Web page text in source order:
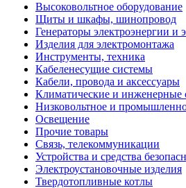
Высоковольтное оборудование
Щиты и шкафы, шинопровод
Генераторы электроэнергии и
Изделия для электромонтажа
Инструменты, техника
Кабеленесущие системы
Кабели, провода и аксессуары
Климатические и инженерные
Низковольтное и
Освещение
Прочие товары
Связь, телекоммуникации
Устройства и средства
Электроустановочные изделия
Твердотопливные котлы